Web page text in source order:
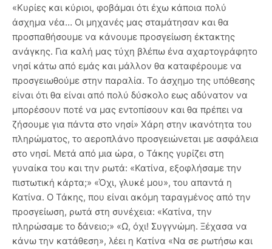
«Κυρίες και κύριοι, φοβάμαι ότι έχω κάποια πολύ
άσχημα νέα… Οι μηχανές μας σταμάτησαν και θα
προσπαθήσουμε να κάνουμε προσγείωση έκτακτης
ανάγκης. Για καλή μας τύχη βλέπω ένα αχαρτογράφητο
νησί κάτω από εμάς και μάλλον θα καταφέρουμε να
προσγειωθούμε στην παραλία. Το άσχημο της υπόθεσης
είναι ότι θα είναι από πολύ δύσκολο εως αδύνατον να
μπορέσουν ποτέ να μας εντοπίσουν και θα πρέπει να
ζήσουμε για πάντα στο νησί» Χάρη στην ικανότητα του
πληρώματος, το αεροπλάνο προσγειώνεται με ασφάλεια
στο νησί. Μετά από μια ώρα, ο Τάκης γυρίζει στη
γυναίκα του και την ρωτά: «Κατίνα, εξοφλήσαμε την
πιστωτική κάρτα;» «Όχι, γλυκέ μου», του απαντά η
Κατίνα. Ο Τάκης, που είναι ακόμη ταραγμένος από την
προσγείωση, ρωτά στη συνέχεια: «Κατίνα, την
πληρώσαμε το δάνειο;» «Ω, όχι! Συγγνώμη. Ξέχασα να
κάνω την κατάθεση», λέει η Κατίνα «Να σε ρωτήσω και